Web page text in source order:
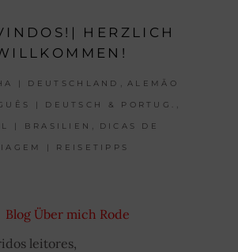
HERZLICH
| DEUTSCHLAND ALEMÃO
| DEUTSCH & PORTUG.
| BRASILIEN DICAS DE
| REISETIPPS
leitores,